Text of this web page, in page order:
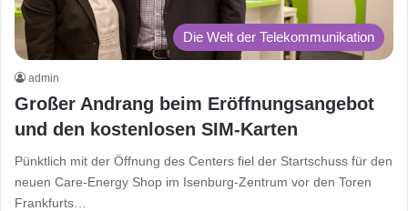
Die Welt der Telekommunikation
admin
Großer Andrang beim Eröffnungsangebot
und den kostenlosen SIM-Karten
Pünktlich mit der Öffnung des Centers fiel der Startschuss für den
neuen Care-Energy Shop im Isenburg-Zentrum vor den Toren
Frankfurts…